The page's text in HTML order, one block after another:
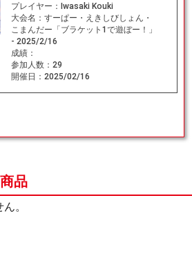
プレイヤー： Iwasaki Kouki
大会名： すーぱー・えきしびしょん・
こまんだー「ブラケット1で遊ぼー！」
- 2025/2/16
成績：
参加人数： 29
開催日： 2025/02/16
品
。